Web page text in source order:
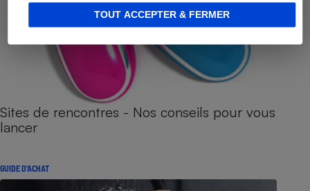
TOUT ACCEPTER & FERMER
Sites de rencontres - Nos conseils pour vous
lancer
GUIDE D'ACHAT